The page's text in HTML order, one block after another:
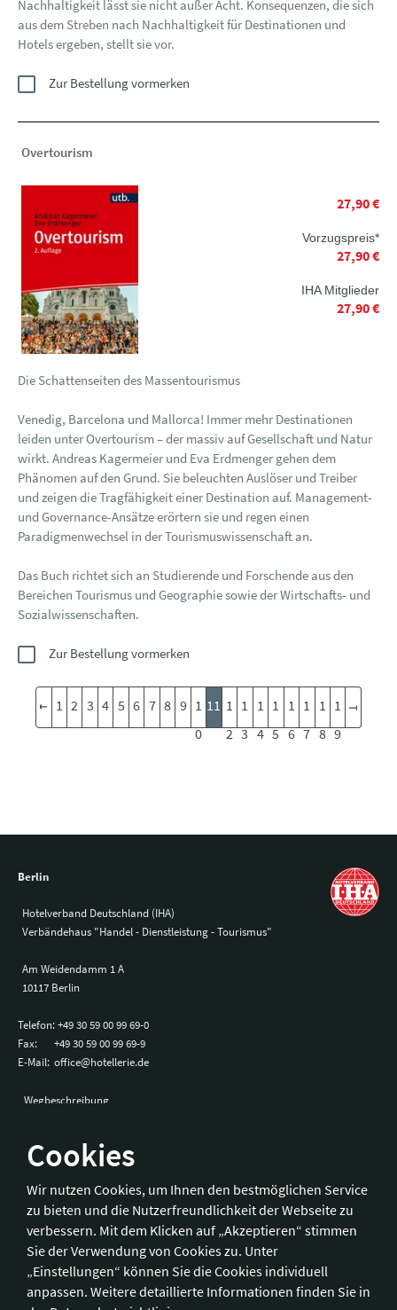
Cookies
Wir nutzen Cookies, um Ihnen den bestmöglichen Service
zu bieten und die Nutzerfreundlichkeit der Webseite zu
verbessern. Mit dem Klicken auf „Akzeptieren“ stimmen
Sie der Verwendung von Cookies zu. Unter
„Einstellungen“ können Sie die Cookies individuell
anpassen. Weitere detaillierte Informationen finden Sie in
Nachhaltigkeit lässt sie nicht außer Acht. Konsequenzen, die sich
aus dem Streben nach Nachhaltigkeit für Destinationen und
Hotels ergeben, stellt sie vor.
Zur Bestellung vormerken
Overtourism
27,90 €
Vorzugspreis*
27,90 €
IHA Mitglieder
27,90 €
Die Schattenseiten des Massentourismus
Venedig, Barcelona und Mallorca! Immer mehr Destinationen
leiden unter Overtourism – der massiv auf Gesellschaft und Natur
wirkt. Andreas Kagermeier und Eva Erdmenger gehen dem
Phänomen auf den Grund. Sie beleuchten Auslöser und Treiber
und zeigen die Tragfähigkeit einer Destination auf. Management-
und Governance-Ansätze erörtern sie und regen einen
Paradigmenwechsel in der Tourismuswissenschaft an.
Das Buch richtet sich an Studierende und Forschende aus den
Bereichen Tourismus und Geographie sowie der Wirtschafts- und
Sozialwissenschaften.
Zur Bestellung vormerken
1 2 3 4 5 6 7 8 9 1
0
11 1
2
1
3
1
4
1
5
1
6
1
7
1
8
1
9
Berlin
Hotelverband Deutschland (IHA)
Verbändehaus "Handel - Dienstleistung - Tourismus"
Am Weidendamm 1 A
10117 Berlin
Telefon:+49 30 59 00 99 69-0
Fax:
+49 30 59 00 99 69-9
E-Mail: office@hotellerie.de
Wegbeschreibung
Hotelverband Deutschland (IHA) / IHA-Service GmbH
Kronprinzenstraße 37
53173 Bonn
Telefon: